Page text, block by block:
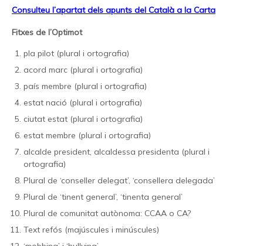
Consulteu l’apartat dels apunts del Català a la Carta
Fitxes de l’Optimot
pla pilot (plural i ortografia)
acord marc (plural i ortografia)
país membre (plural i ortografia)
estat nació (plural i ortografia)
ciutat estat (plural i ortografia)
estat membre (plural i ortografia)
alcalde president, alcaldessa presidenta (plural i
ortografia)
Plural de ‘conseller delegat’, ‘consellera delegada’
Plural de ‘tinent general’, ‘tinenta general’
Plural de comunitat autònoma: CCAA o CA?
Text refós (majúscules i minúscules)